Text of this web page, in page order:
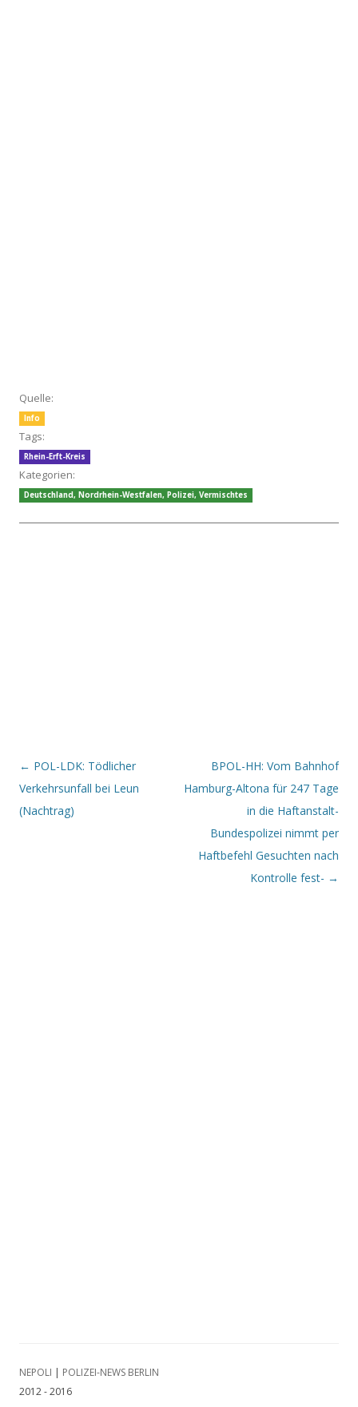
Quelle:
Info
Tags:
Rhein-Erft-Kreis
Kategorien:
Deutschland, Nordrhein-Westfalen, Polizei, Vermischtes
Beitrags-Navigation
← POL-LDK: Tödlicher
Verkehrsunfall bei Leun
(Nachtrag)
BPOL-HH: Vom Bahnhof
Hamburg-Altona für 247 Tage
in die Haftanstalt-
Bundespolizei nimmt per
Haftbefehl Gesuchten nach
Kontrolle fest- →
NEPOLI | POLIZEI-NEWS BERLIN
2012 - 2016